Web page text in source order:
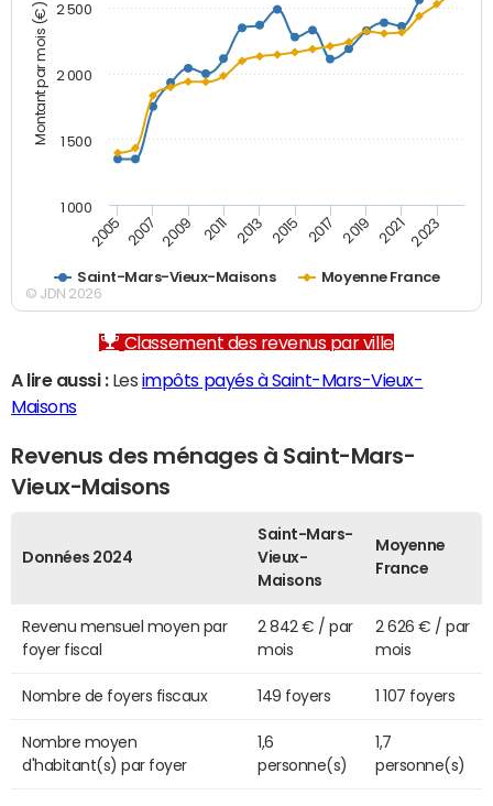
Montant par mois (€)
Saint-Mars-Vieux-Maisons Moyenne France
2005 2007 2009 2011 2013 2015 2017 2019 2021 2023
1 000
1 500
2 000
2 500
© JDN 2026
Classement des revenus par ville
A lire aussi :Les impôts payés à Saint-Mars-Vieux-
Maisons
Revenus des ménages à Saint-Mars-
Vieux-Maisons
Données 2024
Saint-Mars-
Vieux-
Maisons
Moyenne
France
Revenu mensuel moyen par
foyer fiscal
2 842 € / par
mois
2 626 € / par
mois
Nombre de foyers fiscaux 149 foyers 1 107 foyers
Nombre moyen
d'habitant(s) par foyer
1,6
personne(s)
1,7
personne(s)